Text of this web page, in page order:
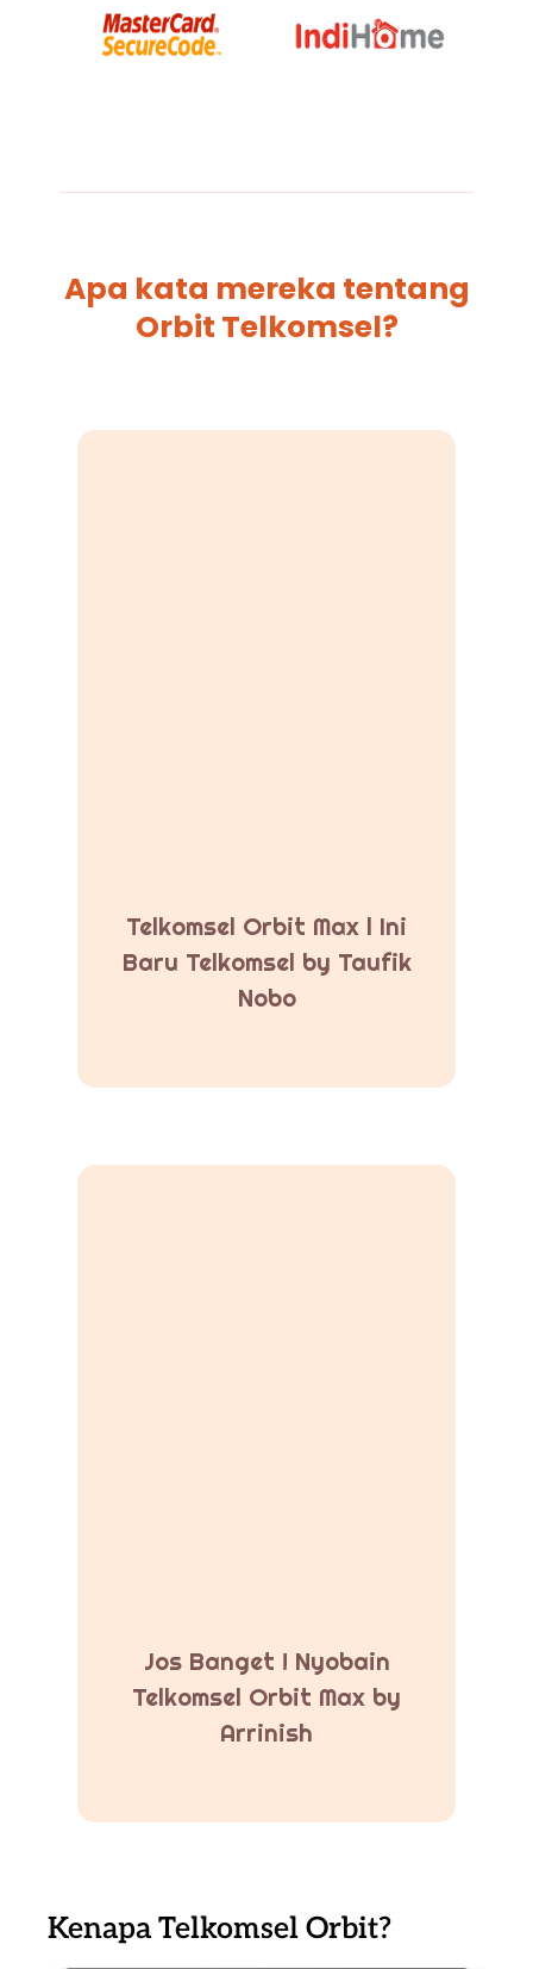
Apa kata mereka tentang
Orbit Telkomsel?
Telkomsel Orbit Max l Ini
Baru Telkomsel by Taufik
Nobo
Jos Banget ! Nyobain
Telkomsel Orbit Max by
Arrinish
Kenapa Telkomsel Orbit?